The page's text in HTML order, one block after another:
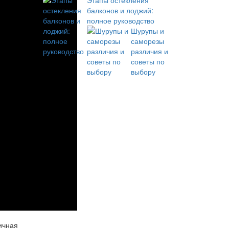
балконов и лоджий:
полное руководство
Шурупы и
саморезы
различия и
советы по
выбору